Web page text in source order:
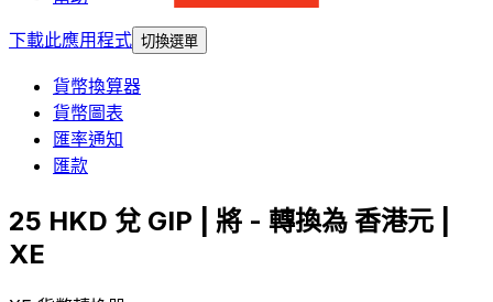
下載此應用程式 切換選單
貨幣換算器
貨幣圖表
匯率通知
匯款
25 HKD 兌 GIP | 將 - 轉換為 香港元 |
XE